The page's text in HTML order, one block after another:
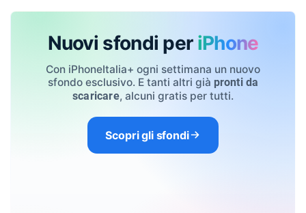
Nuovi sfondi per iPhone
Con iPhoneItalia+ ogni settimana un nuovo
sfondo esclusivo. E tanti altri già pronti da
scaricare, alcuni gratis per tutti.
Scopri gli sfondi